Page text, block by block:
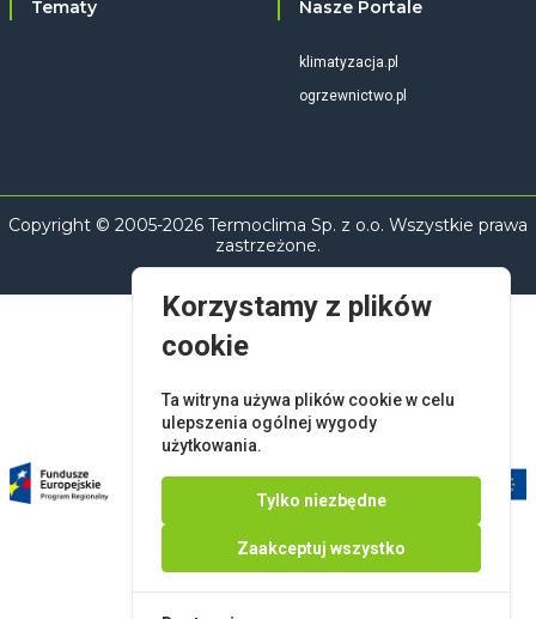
Tematy Nasze Portale
klimatyzacja.pl
ogrzewnictwo.pl
Copyright © 2005-2026 Termoclima Sp. z o.o. Wszystkie prawa
zastrzeżone.
Korzystamy z plików
cookie
Ta witryna używa plików cookie w celu
ulepszenia ogólnej wygody
użytkowania.
Tylko niezbędne
Zaakceptuj wszystko